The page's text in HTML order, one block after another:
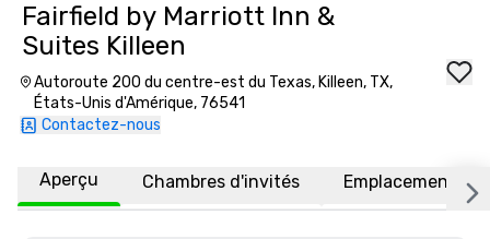
Fairfield by Marriott Inn &
Suites Killeen
Autoroute 200 du centre-est du Texas, Killeen, TX,
États-Unis d'Amérique, 76541
Contactez-nous
Aperçu Chambres d'invités Emplacement